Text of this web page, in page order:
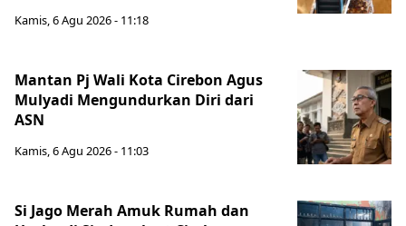
Kamis, 6 Agu 2026 - 11:18
Mantan Pj Wali Kota Cirebon Agus
Mulyadi Mengundurkan Diri dari
ASN
Kamis, 6 Agu 2026 - 11:03
Si Jago Merah Amuk Rumah dan